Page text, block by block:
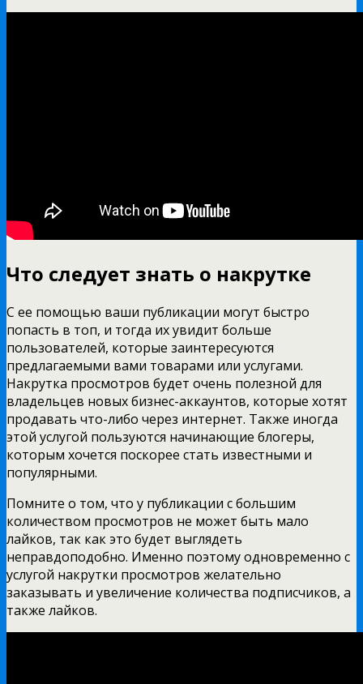
Что следует знать о накрутке
С ее помощью ваши публикации могут быстро
попасть в топ, и тогда их увидит больше
пользователей, которые заинтересуются
предлагаемыми вами товарами или услугами.
Накрутка просмотров будет очень полезной для
владельцев новых бизнес-аккаунтов, которые хотят
продавать что-либо через интернет. Также иногда
этой услугой пользуются начинающие блогеры,
которым хочется поскорее стать известными и
популярными.
Помните о том, что у публикации с большим
количеством просмотров не может быть мало
лайков, так как это будет выглядеть
неправдоподобно. Именно поэтому одновременно с
услугой накрутки просмотров желательно
заказывать и увеличение количества подписчиков, а
также лайков.